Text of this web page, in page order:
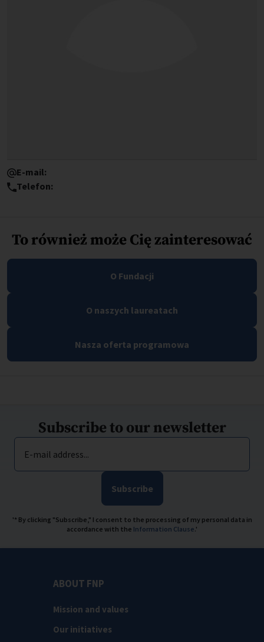
E-mail:
Telefon:
To również może Cię zainteresować
O Fundacji
O naszych laureatach
Nasza oferta programowa
Subscribe to our newsletter
E-mail address...
Subscribe
'* By clicking "Subscribe," I consent to the processing of my personal data in
accordance with the Information Clause.'
ABOUT FNP
Mission and values
Our initiatives